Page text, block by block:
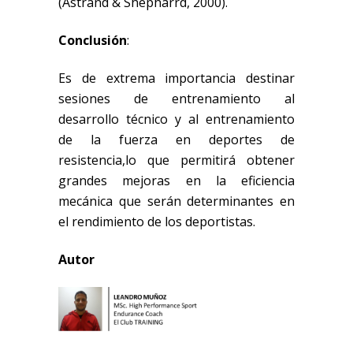
Conclusión:
Es de extrema importancia destinar
sesiones de entrenamiento al
desarrollo técnico y al entrenamiento
de la fuerza en deportes de
resistencia,lo que permitirá obtener
grandes mejoras en la eficiencia
mecánica que serán determinantes en
el rendimiento de los deportistas.
Autor